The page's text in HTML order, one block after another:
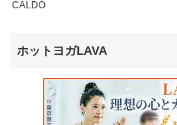
CALDO
ホットヨガLAVA